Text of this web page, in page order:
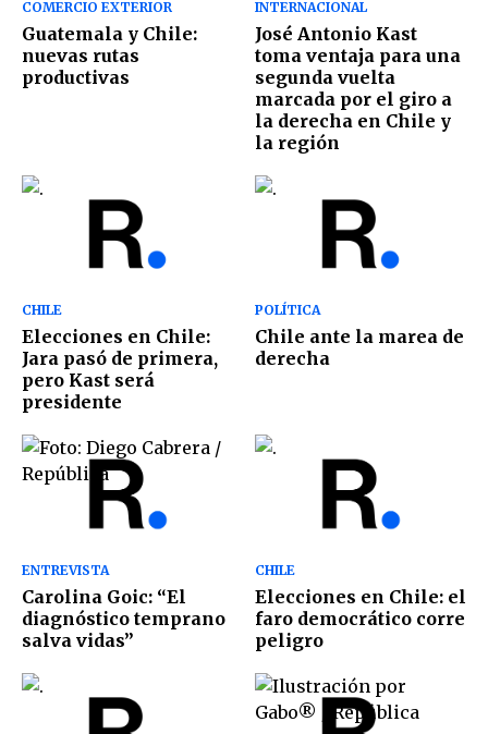
COMERCIO EXTERIOR
Guatemala y Chile:
nuevas rutas
productivas
INTERNACIONAL
José Antonio Kast
toma ventaja para una
segunda vuelta
marcada por el giro a
la derecha en Chile y
la región
CHILE
Elecciones en Chile:
Jara pasó de primera,
pero Kast será
presidente
POLÍTICA
Chile ante la marea de
derecha
ENTREVISTA
Carolina Goic: “El
diagnóstico temprano
salva vidas”
CHILE
Elecciones en Chile: el
faro democrático corre
peligro